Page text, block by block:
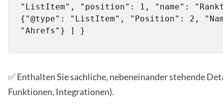
"ListItem", "position": 1, "name":
{"@type": "ListItem", "Position": 2,
"Ahrefs"} ] }
✅ Enthalten Sie sachliche, nebeneinander stehende
Funktionen, Integrationen).